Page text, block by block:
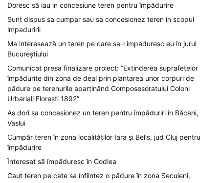
Doresc să iau in concesiune teren pentru împădurire
Sunt dispus sa cumpar sau sa concesionez teren in scopul
impaduririi
Ma interesează un teren pe care sa-l impaduresc eu în jurul
Bucureștiului
Comunicat presa finalizare proiect: ”Extinderea suprafețelor
împădurite din zona de deal prin plantarea unor corpuri de
pădure pe terenurile aparținând Composesoratului Coloni
Urbariali Florești 1892”
As dori sa concesionez un teren pentru împăduriri în Băcani,
Vaslui
Cumpăr teren în zona localităților Iara și Belis, jud Cluj pentru
împădurire
Înteresat să împăduresc în Codlea
Caut teren pe cate sa înfiintez o pădure în zona Secuieni,